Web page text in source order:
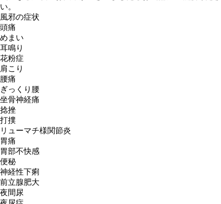
い。
風邪の症状
頭痛
めまい
耳鳴り
花粉症
肩こり
腰痛
ぎっくり腰
坐骨神経痛
捻挫
打撲
リューマチ様関節炎
胃痛
胃部不快感
便秘
神経性下痢
前立腺肥大
夜間尿